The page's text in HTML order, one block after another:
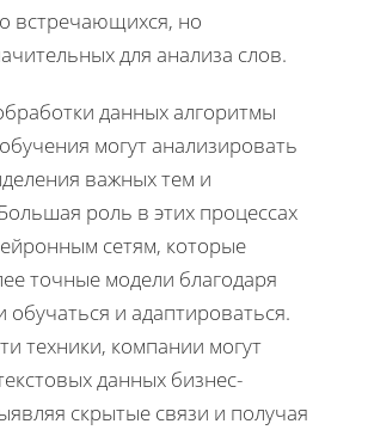
встречающихся, но
для анализа слов.
данных алгоритмы
могут анализировать
важных тем и
роль в этих процессах
сетям, которые
точные модели благодаря
обучаться и адаптироваться.
техники, компании могут
данных бизнес-
скрытые связи и получая